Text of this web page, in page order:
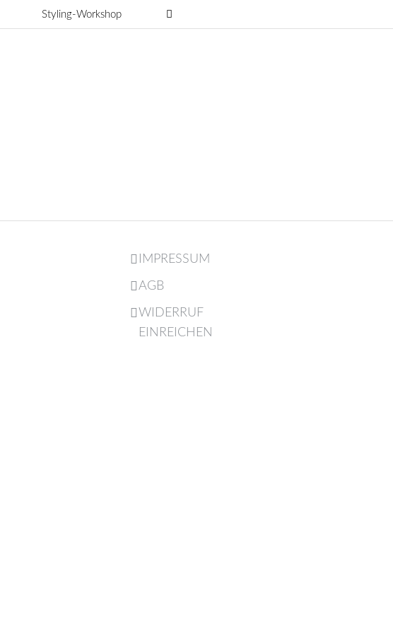
Styling-Workshop
IMPRESSUM
AGB
WIDERRUF
EINREICHEN